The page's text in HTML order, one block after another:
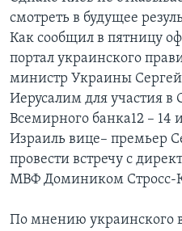
смотреть в будущее
Как сообщил в пятницу
портал украинского
министр Украины
Иерусалим для участия
Всемирного банка12 – 14
Израиль вице– премьер
провести встречу с
МВФ Домиником Стросс-
По мнению украинского